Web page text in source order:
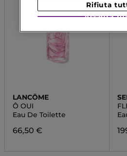
LANCÔME
Ô OUI
Eau De Toilette
66,50 €
Rifiuta
Accetta